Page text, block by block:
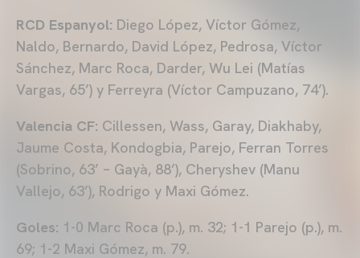
RCD Espanyol: Diego López, Víctor Gómez,
Naldo, Bernardo, David López, Pedrosa, Víctor
Sánchez, Marc Roca, Darder, Wu Lei (Matías
Vargas, 65’) y Ferreyra (Víctor Campuzano, 74’).
Valencia CF: Cillessen, Wass, Garay, Diakhaby,
Jaume Costa, Kondogbia, Parejo, Ferran Torres
(Sobrino, 63’ – Gayà, 88’), Cheryshev (Manu
Vallejo, 63’), Rodrigo y Maxi Gómez.
Goles: 1-0 Marc Roca (p.), m. 32; 1-1 Parejo (p.), m.
69; 1-2 Maxi Gómez, m. 79.